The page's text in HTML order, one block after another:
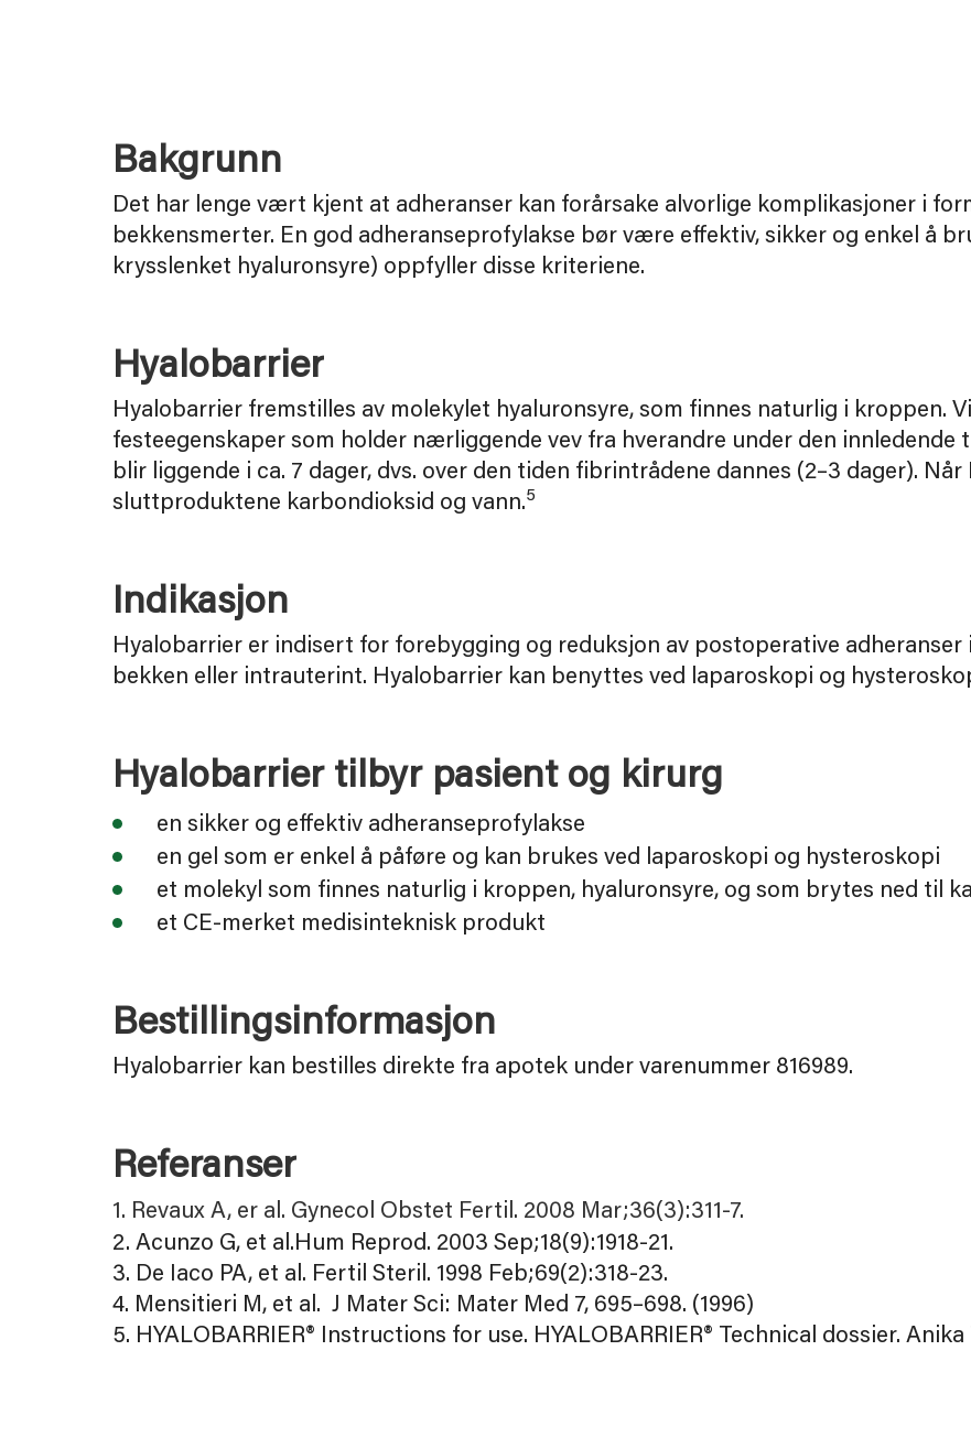
Bakgrunn
Det har lenge vært kjent at adheranser kan forårsake alvorlige komplikasjoner i
bekkensmerter. En god adheranseprofylakse bør være effektiv, sikker og enkel å
krysslenket hyaluronsyre) oppfyller disse kriteriene.
Hyalobarrier
Hyalobarrier fremstilles av molekylet hyaluronsyre, som finnes naturlig i kroppen.
festeegenskaper som holder nærliggende vev fra hverandre under den innledende
blir liggende i ca. 7 dager, dvs. over den tiden fibrintrådene dannes (2–3 dager).
sluttproduktene karbondioksid og vann.5
Indikasjon
Hyalobarrier er indisert for forebygging og reduksjon av postoperative adheranser
bekken eller intrauterint. Hyalobarrier kan benyttes ved laparoskopi og
Hyalobarrier tilbyr pasient og kirurg
en sikker og effektiv adheranseprofylakse
en gel som er enkel å påføre og kan brukes ved laparoskopi og hysteroskopi
et molekyl som finnes naturlig i kroppen, hyaluronsyre, og som brytes ned til
et CE-merket medisinteknisk produkt
Bestillingsinformasjon
Hyalobarrier kan bestilles direkte fra apotek under varenummer 816989.
Referanser
1. Revaux A, er al. Gynecol Obstet Fertil. 2008 Mar;36(3):311-7.
2. Acunzo G, et al.Hum Reprod. 2003 Sep;18(9):1918-21.
3. De Iaco PA, et al. Fertil Steril. 1998 Feb;69(2):318-23.
4. Mensitieri M, et al. J Mater Sci: Mater Med 7, 695–698. (1996)
5. HYALOBARRIER® Instructions for use. HYALOBARRIER® Technical dossier.